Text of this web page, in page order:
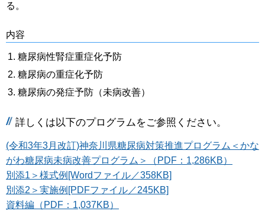
る。
内容
糖尿病性腎症重症化予防
糖尿病の重症化予防
糖尿病の発症予防（未病改善）
詳しくは以下のプログラムをご参照ください。
(令和3年3月改訂)神奈川県糖尿病対策推進プログラム＜かな
がわ糖尿病未病改善プログラム＞（PDF：1,286KB）
別添1＞様式例[Wordファイル／358KB]
別添2＞実施例[PDFファイル／245KB]
資料編（PDF：1,037KB）